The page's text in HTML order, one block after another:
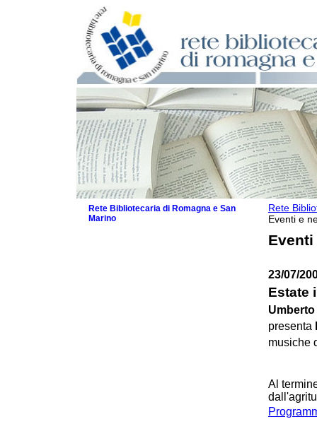
Rete
Eventi e
Eventi
23/07/
Estate
presenta
musiche
Al
Rete Bibliotecaria di Romagna e San
Marino